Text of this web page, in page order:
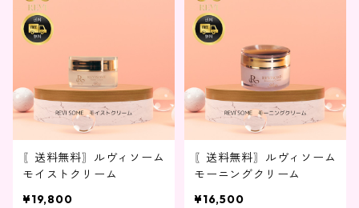
〖送料無料〗ルヴィソーム
モイストクリーム
¥19,800
〖送料無料〗ルヴィソーム
モーニングクリーム
¥16,500